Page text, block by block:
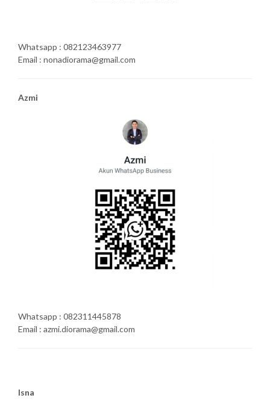
Whatsapp : 082123463977
Email : nonadiorama@gmail.com
Azmi
Whatsapp : 082311445878
Email : azmi.diorama@gmail.com
Isna